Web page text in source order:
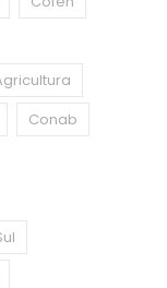
Conab